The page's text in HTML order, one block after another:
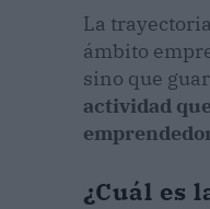
La
ámbito
sino que
actividad
¿Cuál es